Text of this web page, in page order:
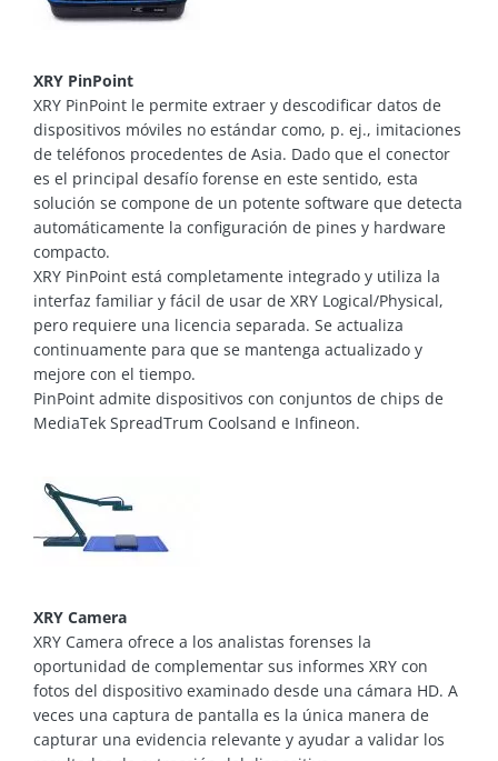
XRY PinPoint
XRY PinPoint le permite extraer y descodificar datos de
dispositivos móviles no estándar como, p. ej., imitaciones
de teléfonos procedentes de Asia. Dado que el conector
es el principal desafío forense en este sentido, esta
solución se compone de un potente software que detecta
automáticamente la configuración de pines y hardware
compacto.
XRY PinPoint está completamente integrado y utiliza la
interfaz familiar y fácil de usar de XRY Logical/Physical,
pero requiere una licencia separada. Se actualiza
continuamente para que se mantenga actualizado y
mejore con el tiempo.
PinPoint admite dispositivos con conjuntos de chips de
MediaTek SpreadTrum Coolsand e Infineon.
XRY Camera
XRY Camera ofrece a los analistas forenses la
oportunidad de complementar sus informes XRY con
fotos del dispositivo examinado desde una cámara HD. A
veces una captura de pantalla es la única manera de
capturar una evidencia relevante y ayudar a validar los